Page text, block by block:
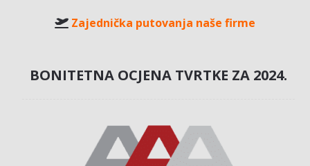
Zajednička putovanja naše firme
BONITETNA OCJENA TVRTKE ZA 2024.